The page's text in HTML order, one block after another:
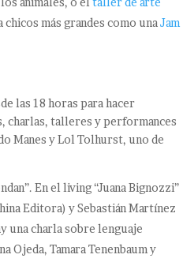
chicos más grandes como unaJam
las 18 horas para hacer
charlas, talleres y performances
Manes y Lol Tolhurst, uno de
En el living “Juana Bignozzi”
Editora) y Sebastián Martínez
una charla sobre lenguaje
Ojeda, Tamara Tenenbaum y